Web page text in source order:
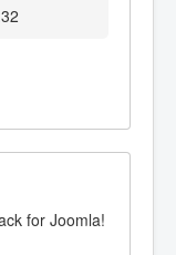
for Joomla!